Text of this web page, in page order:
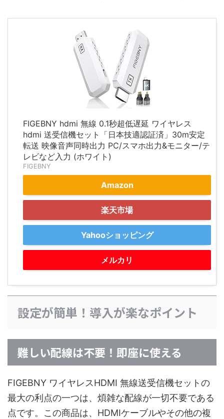
FIGEBNY hdmi 無線 0.1秒超低遅延 ワイヤレス
hdmi 送受信機セット「日本技適認証済」30m安定
転送 映像音声同時出力 PC/スマホ出力&モニター/テ
レビなど入力 (ホワイト)
FIGEBNY
Amazon
楽天市場
Yahooショッピング
メルカリ
設定が簡単！導入が楽なポイント
難しい配線は不要！即座に使える
FIGEBNY ワイヤレスHDMI 無線送受信機セットの
最大の利点の一つは、煩雑な配線が一切不要である
点です。この商品は、HDMIケーブルやその他の複